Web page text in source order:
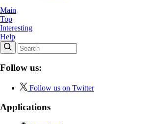
Main
Top
Interesting
Help
Follow us:
Follow us on Twitter
Applications